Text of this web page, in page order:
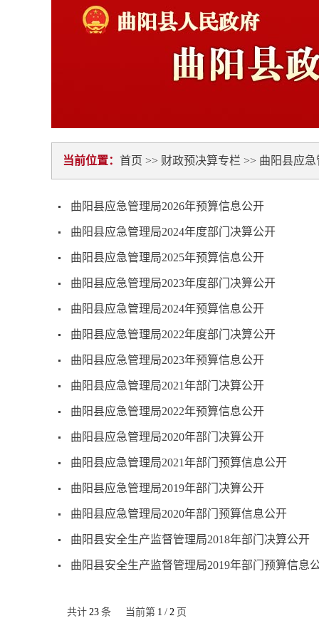
当前位置： 首页 >> 财政预决算专栏 >> 曲阳县应急
曲阳县应急管理局2026年预算信息公开
曲阳县应急管理局2024年度部门决算公开
曲阳县应急管理局2025年预算信息公开
曲阳县应急管理局2023年度部门决算公开
曲阳县应急管理局2024年预算信息公开
曲阳县应急管理局2022年度部门决算公开
曲阳县应急管理局2023年预算信息公开
曲阳县应急管理局2021年部门决算公开
曲阳县应急管理局2022年预算信息公开
曲阳县应急管理局2020年部门决算公开
曲阳县应急管理局2021年部门预算信息公开
曲阳县应急管理局2019年部门决算公开
曲阳县应急管理局2020年部门预算信息公开
曲阳县安全生产监督管理局2018年部门决算公开
曲阳县安全生产监督管理局2019年部门预算信息
共计 23 条 当前第 1 / 2 页